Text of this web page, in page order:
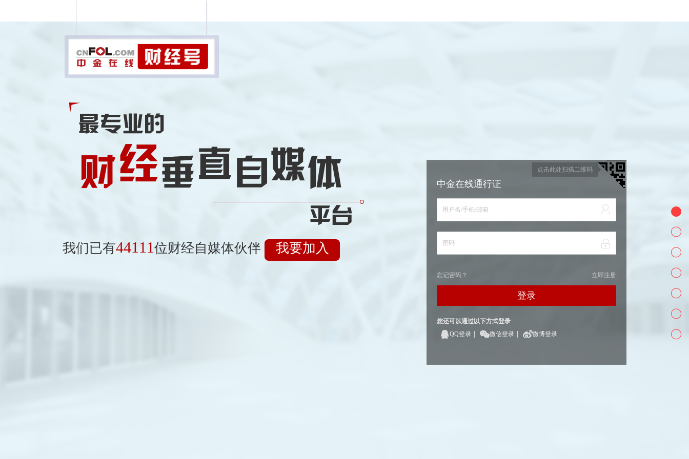
我们已有44111位财经自媒体伙伴 我要加入
点击此处扫描二维码
中金在线通行证
用户名/手机/邮箱
密码
立即注册
忘记密码？
登录
您还可以通过以下方式登录
QQ登录
微信登录 微博登录